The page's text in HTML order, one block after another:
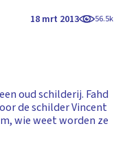
18 mrt 2013 56.5k
oud schilderij. Fahd
de schilder Vincent
wie weet worden ze